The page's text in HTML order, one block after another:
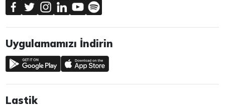
Uygulamamızı İndirin
Lastik